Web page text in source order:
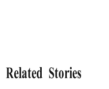
Related Stories